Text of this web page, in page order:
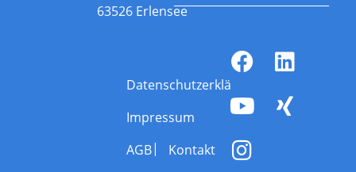
63526 Erlensee
Datenschutzerklärung
Impressum
AGB
Kontakt